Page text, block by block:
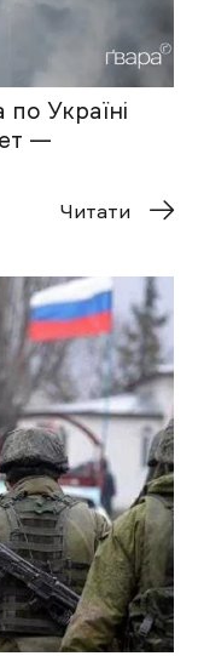
Україні
—
Читати